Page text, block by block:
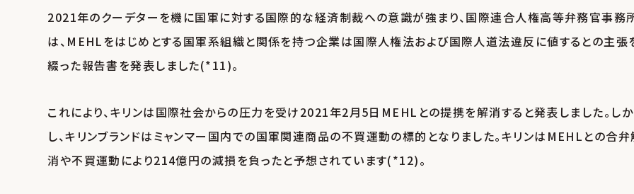
2021年のクーデターを機に国軍に対する国際的な経済制裁への意識が強まり、国際連合人権高等弁務官事務
は、MEHLをはじめとする国軍系組織と関係を持つ企業は国際人権法および国際人道法違反に値するとの主張
綴った報告書を発表しました(*11)。
これにより、キリンは国際社会からの圧力を受け2021年2月5日MEHLとの提携を解消すると発表しました。しか
し、キリンブランドはミャンマー国内での国軍関連商品の不買運動の標的となりました。キリンはMEHLとの合弁
消や不買運動により214億円の減損を負ったと予想されています(*12)。